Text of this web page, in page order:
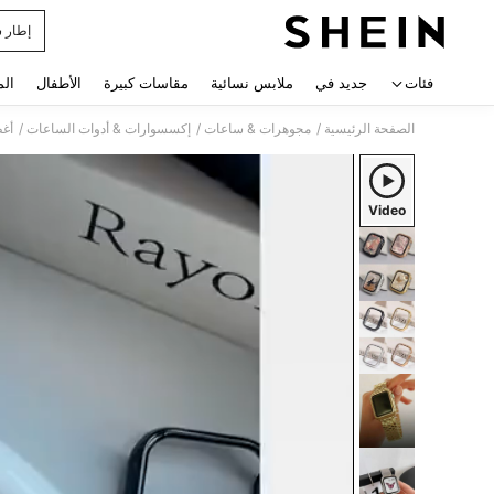
إطار
فئات جديد في ملابس نسائية مقاسات كبيرة الأطفال
الصفحة الرئيسية / مجوهرات & ساعات / إكسسوارات & أدوات الساعات /
Video